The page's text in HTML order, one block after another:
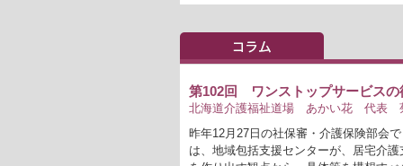
第102回 ワンストップサービスの
北海道介護福祉道場 あかい花 代表
昨年12月27日の社保審・介護保険部会
は、地域包括支援センターが、居宅介